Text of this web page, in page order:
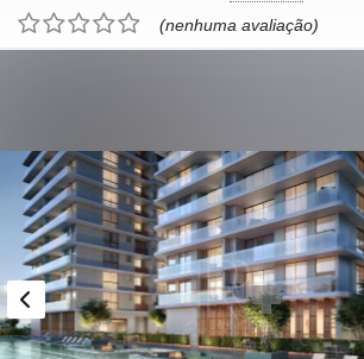
(nenhuma avaliação)